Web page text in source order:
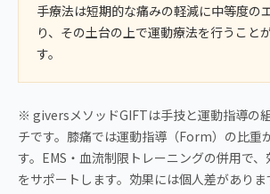
手療法は短期的な痛みの軽減に中等度の
り、その土台の上で運動療法を行うこと
す。
※ giversメソッドGIFTは手技と運動指導の
チです。膝痛では運動指導（Form）の比重
す。EMS・血流制限トレーニングの併用で
をサポートします。効果には個人差がありま